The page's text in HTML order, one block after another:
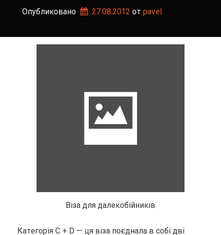
Опубликовано 27.08.2012 от pavel
Віза для далекобійників
Категорія С + D — ця віза поєднала в собі дві